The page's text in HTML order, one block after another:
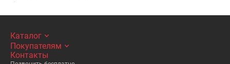
Каталог
Покупателям
Контакты